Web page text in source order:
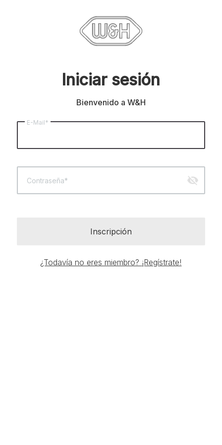
Iniciar sesión
Bienvenido a W&H
E-Mail*
Contraseña* visibility_off
Inscripción
¿Todavía no eres miembro? ¡Regístrate!